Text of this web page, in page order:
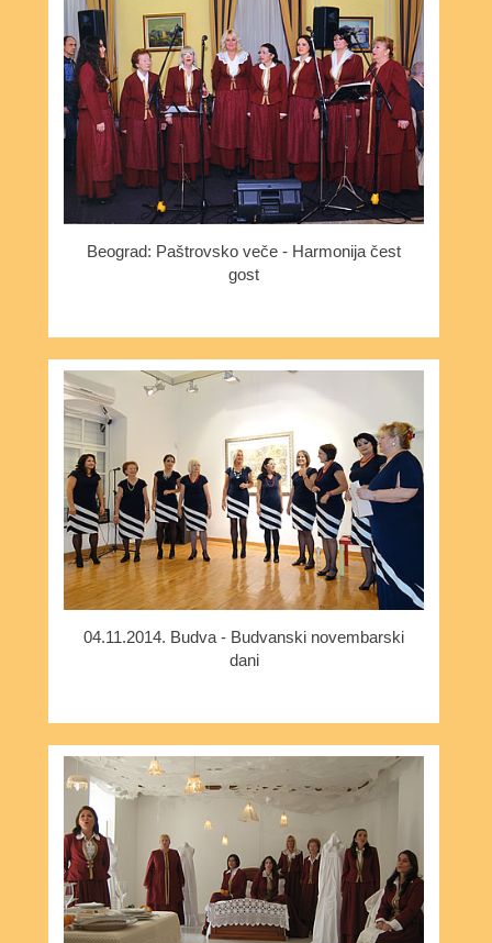
Beograd: Paštrovsko veče - Harmonija čest
gost
04.11.2014. Budva - Budvanski novembarski
dani